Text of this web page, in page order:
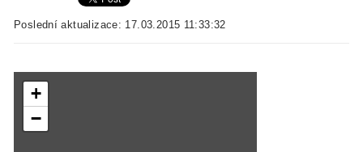
Poslední aktualizace: 17.03.2015 11:33:32
+
−